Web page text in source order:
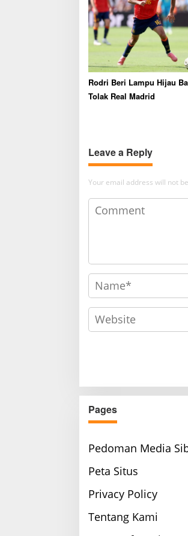
Rodri Beri Lampu Hijau
Tolak Real Madrid
Leave a Reply
Your email address will not
Pages
Pedoman Media
Peta Situs
Privacy Policy
Tentang Kami